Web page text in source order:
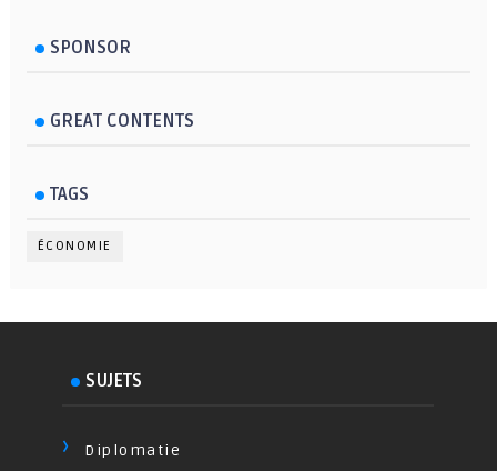
SPONSOR
GREAT CONTENTS
TAGS
ÉCONOMIE
SUJETS
Diplomatie